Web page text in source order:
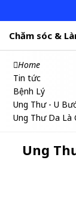
Chăm sóc &
Home
Tin tức
Bệnh Lý
Ung Thư - U
Ung Thư Da Là
Ung